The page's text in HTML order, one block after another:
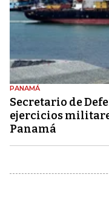
PANAMÁ
Secretario de
ejercicios
Panamá